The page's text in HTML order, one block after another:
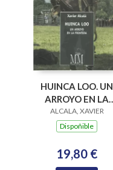
HUINCA LOO. UN
ARROYO EN LA
FRONTERA
ALCALA, XAVIER
Dispoñible
19,80 €